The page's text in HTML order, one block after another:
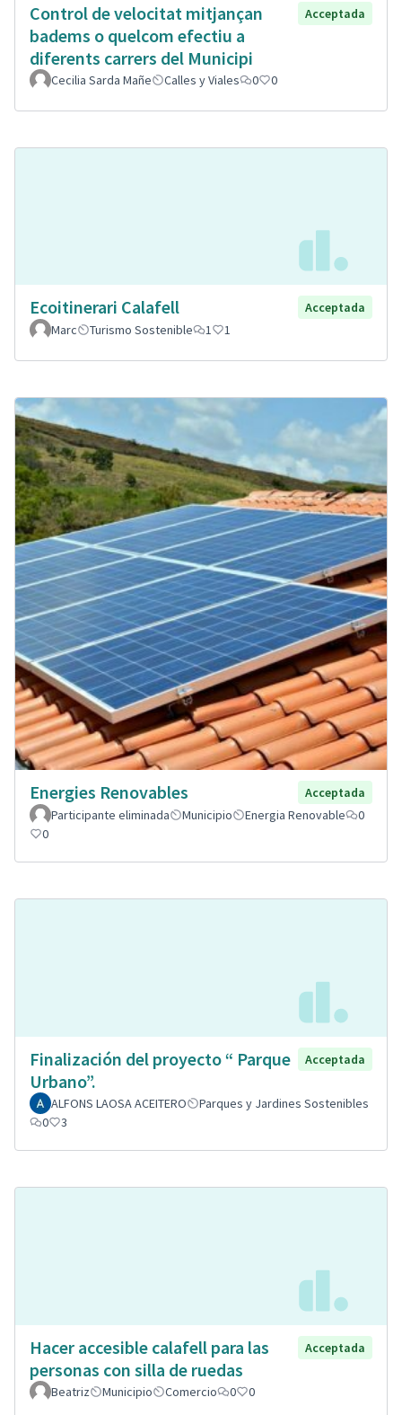
Control de velocitat mitjançan
badems o quelcom efectiu a
diferents carrers del Municipi
Acceptada
Cecilia Sarda Mañe Calles y Viales 0 0
Ecoitinerari Calafell
Acceptada
Marc
Turismo Sostenible 1 1
Energies Renovables
Acceptada
Participante eliminada
Municipio Energia Renovable
0
0
Finalización del proyecto “ Parque
Urbano”.
Acceptada
ALFONS LAOSA ACEITERO
Parques y Jardines Sostenibles
0
3
Hacer accesible calafell para las
personas con silla de ruedas
Acceptada
Beatriz Municipio Comercio 0 0